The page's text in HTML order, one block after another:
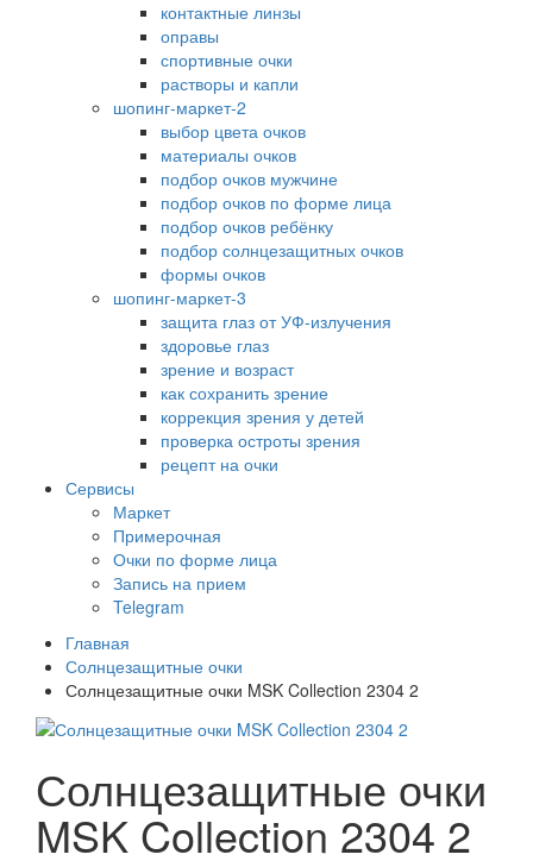
контактные линзы
оправы
спортивные очки
растворы и капли
шопинг-маркет-2
выбор цвета очков
материалы очков
подбор очков мужчине
подбор очков по форме лица
подбор очков ребёнку
подбор солнцезащитных очков
формы очков
шопинг-маркет-3
защита глаз от УФ-излучения
здоровье глаз
зрение и возраст
как сохранить зрение
коррекция зрения у детей
проверка остроты зрения
рецепт на очки
Сервисы
Маркет
Примерочная
Очки по форме лица
Запись на прием
Telegram
Главная
Солнцезащитные очки
Солнцезащитные очки MSK Collection 2304 2
Солнцезащитные очки
MSK Collection 2304 2